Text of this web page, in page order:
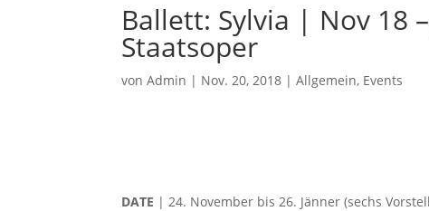
Ballett: Sylvia | Nov 18
Staatsoper
vonAdmin | Nov. 20, 2018 |Allgemein, Events
DATE | 24. November bis 26. Jänner (sechs